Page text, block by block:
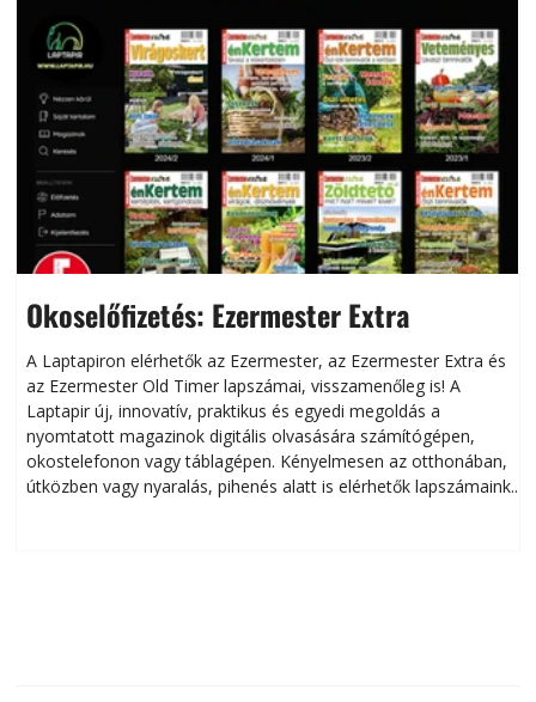
Okoselőfizetés: Ezermester Extra
A Laptapiron elérhetők az Ezermester, az Ezermester Extra és
az Ezermester Old Timer lapszámai, visszamenőleg is! A
Laptapir új, innovatív, praktikus és egyedi megoldás a
nyomtatott magazinok digitális olvasására számítógépen,
okostelefonon vagy táblagépen. Kényelmesen az otthonában,
útközben vagy nyaralás, pihenés alatt is elérhetők lapszámaink.